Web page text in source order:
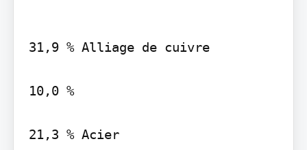
31,9 % Alliage de cuivre
10,0 %
21,3 % Acier